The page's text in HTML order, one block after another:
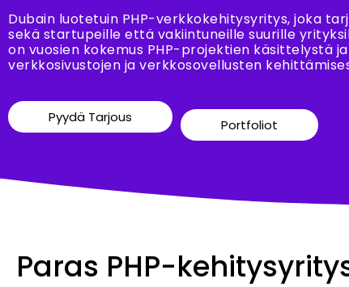
Dubain luotetuin PHP-verkkokehitysyritys, joka
sekä startupeille että vakiintuneille suurille
on vuosien kokemus PHP-projektien käsittelystä
verkkosivustojen ja verkkosovellusten
Pyydä Tarjous Portfoliot
Paras PHP-